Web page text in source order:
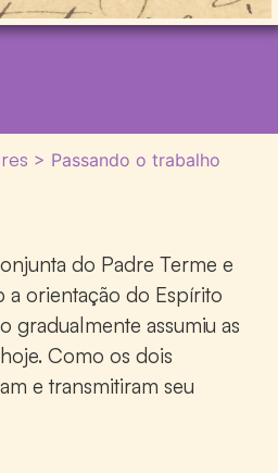
> Passando o trabalho
do Padre Terme e
a orientação do Espírito
gradualmente assumiu as
Como os dois
e transmitiram seu